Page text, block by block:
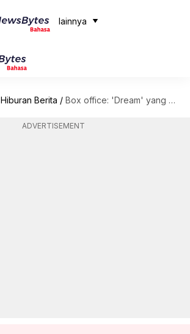
lainnya
Hiburan Berita / Box office: 'Dream' yang dibintangi Park Seo-joon dan IU menciptakan kehebohan
ADVERTISEMENT